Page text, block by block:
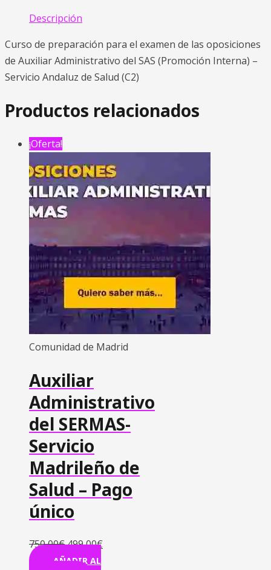
Descripción
Curso de preparación para el examen de las oposiciones
de Auxiliar Administrativo del SAS (Promoción Interna) –
Servicio Andaluz de Salud (C2)
Productos relacionados
¡Oferta!
Comunidad de Madrid
Auxiliar
Administrativo
del SERMAS-
Servicio
Madrileño de
Salud – Pago
único
750,00€499,00€
AÑADIR AL